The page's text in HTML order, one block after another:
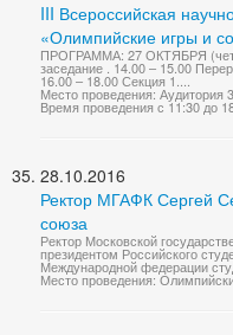
III Всероссийская
«Олимпийские игры и
ПРОГРАММА: 27 ОКТЯБРЯ
заседание . 14.00 – 15.00
16.00 – 18.00 Секция 1....
Место проведения: Аудитория
Время проведения с 11:30 до
28.10.2016
Ректор МГАФК Сергей
союза
Ректор Московской
президентом Российского
Международной федерации
Место проведения: